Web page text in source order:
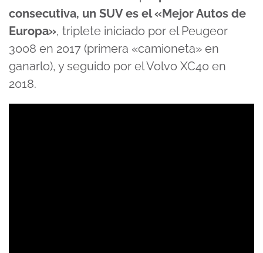
consecutiva, un SUV es el «Mejor Autos de
Europa», triplete iniciado por el Peugeor
3008 en 2017 (primera «camioneta» en
ganarlo), y seguido por el Volvo XC40 en
2018.